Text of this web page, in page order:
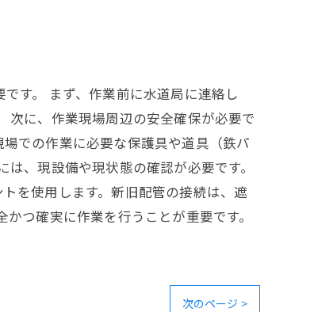
す。 まず、作業前に水道局に連絡し
次に、作業現場周辺の安全確保が必要で
での作業に必要な保護具や道具（鉄パ
、現設備や現状態の確認が必要です。
を使用します。新旧配管の接続は、遮
つ確実に作業を行うことが重要です。
次のページ >